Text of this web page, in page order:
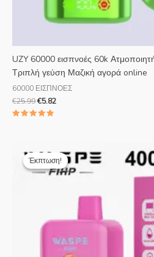
UZY 60000 εισπνοές 60k
Τριπλή γεύση Μαζική αγορά online
60000 ΕΙΣΠΝΟΕΣ
€25.99€5.82
Έκπτωση!
Έκπτωση!
αρχική
τιμή
ήταν:
τρέχουσα
τιμή
είναι: